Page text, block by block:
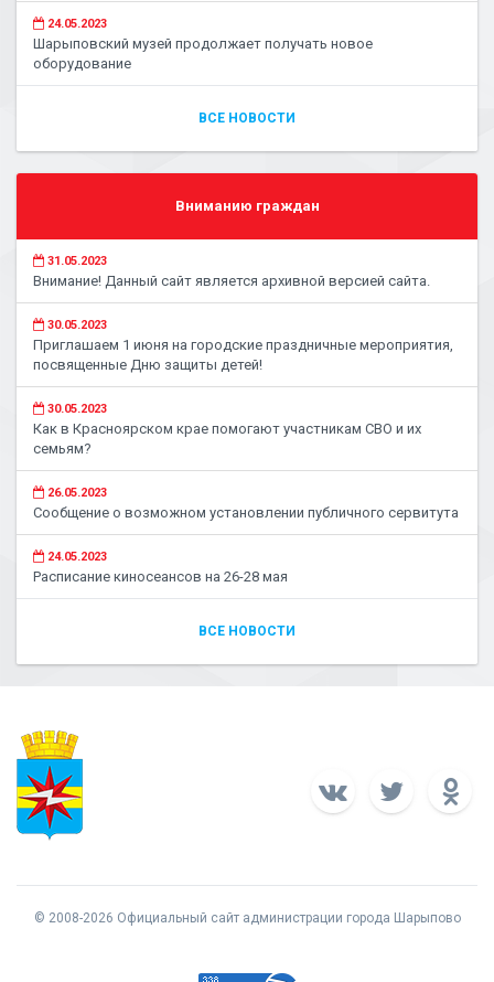
24.05.2023
Шарыповский музей продолжает получать новое
оборудование
ВСЕ НОВОСТИ
Вниманию граждан
31.05.2023
Внимание! Данный сайт является архивной версией сайта.
30.05.2023
Приглашаем 1 июня на городские праздничные мероприятия,
посвященные Дню защиты детей!
30.05.2023
Как в Красноярском крае помогают участникам СВО и их
семьям?
26.05.2023
Сообщение о возможном установлении публичного сервитута
24.05.2023
Расписание киносеансов на 26-28 мая
ВСЕ НОВОСТИ
© 2008-2026 Официальный сайт администрации города Шарыпово